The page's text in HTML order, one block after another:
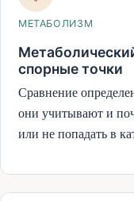
МЕТАБОЛИЗМ
спорные точки
Сравнение
они учитывают и
или не попадать в